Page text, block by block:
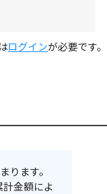
ログインが必要です。
ります。
計金額によ